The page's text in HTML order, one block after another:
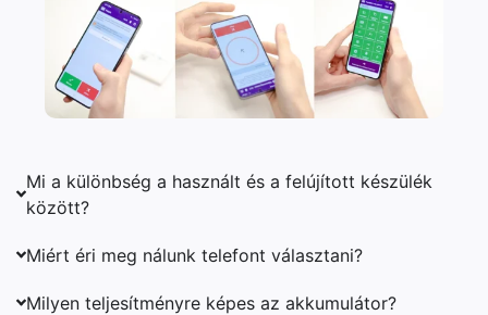
Mi a különbség a használt és a felújított készülék
között?
Miért éri meg nálunk telefont választani?
Milyen teljesítményre képes az akkumulátor?